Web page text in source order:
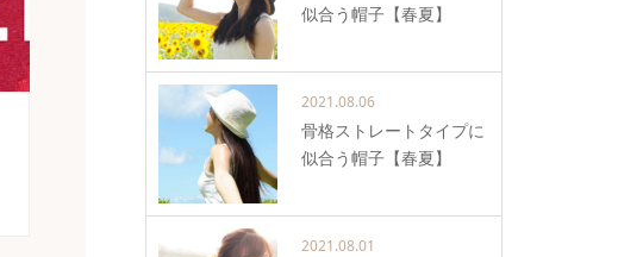
似合う帽子【春夏】
2021.08.06
骨格ストレートタイプに
似合う帽子【春夏】
2021.08.01